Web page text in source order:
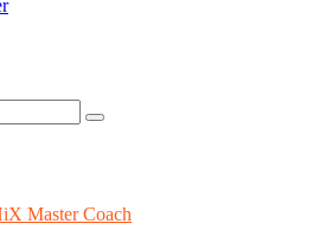
Master Coach